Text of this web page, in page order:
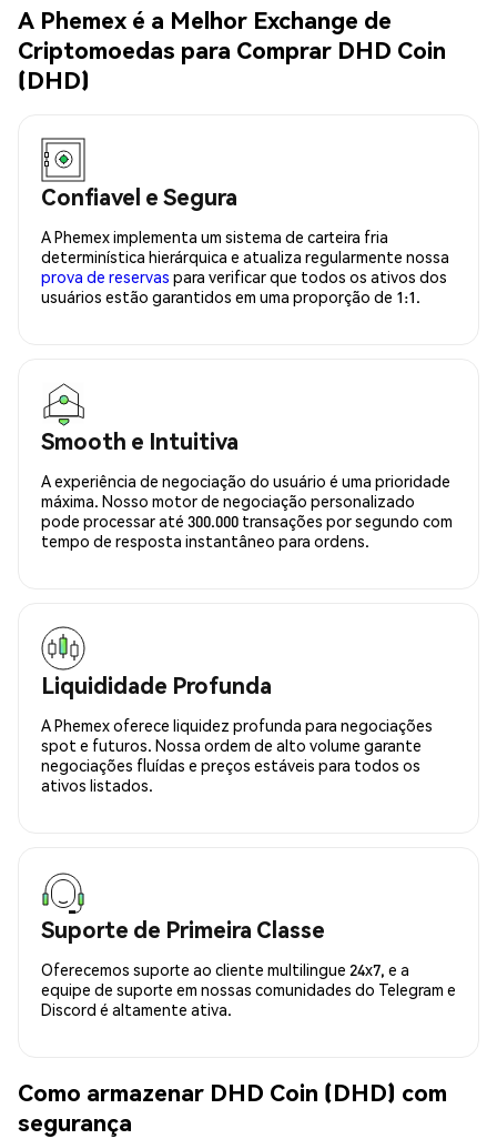
A Phemex é a Melhor Exchange de
Criptomoedas para Comprar DHD Coin
(DHD)
Confiavel e Segura
A Phemex implementa um sistema de carteira fria
determinística hierárquica e atualiza regularmente nossa
prova de reservas para verificar que todos os ativos dos
usuários estão garantidos em uma proporção de 1:1.
Smooth e Intuitiva
A experiência de negociação do usuário é uma prioridade
máxima. Nosso motor de negociação personalizado
pode processar até 300.000 transações por segundo com
tempo de resposta instantâneo para ordens.
Liquididade Profunda
A Phemex oferece liquidez profunda para negociações
spot e futuros. Nossa ordem de alto volume garante
negociações fluídas e preços estáveis para todos os
ativos listados.
Suporte de Primeira Classe
Oferecemos suporte ao cliente multilingue 24x7, e a
equipe de suporte em nossas comunidades do Telegram e
Discord é altamente ativa.
Como armazenar DHD Coin (DHD) com
segurança